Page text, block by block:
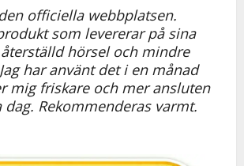
officiella webbplatsen.
som levererar på sina
hörsel och mindre
har använt det i en månad
mig friskare och mer ansluten
dag. Rekommenderas varmt.